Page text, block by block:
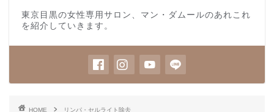
東京目黒の女性専用サロン、マン・ダムールのあれこれ
を紹介していきます。
HOME
リンパ・セルライト除去